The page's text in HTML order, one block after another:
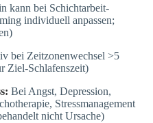
kann bei Schichtarbeit-
individuell anpassen;
bei Zeitzonenwechsel >5
Ziel-Schlafenszeit)
Bei Angst, Depression,
Stressmanagement
nicht Ursache)